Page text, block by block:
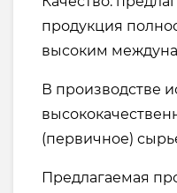
продукция
высоким
В производстве
(первичное)
Предлагаемая